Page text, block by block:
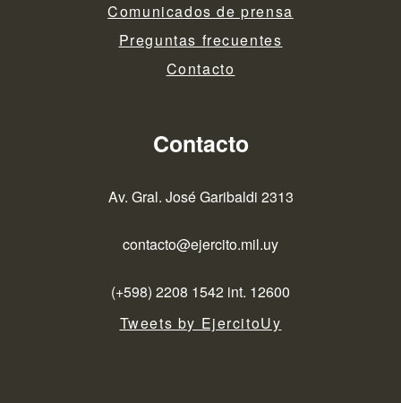
Comunicados de prensa
Preguntas frecuentes
Contacto
Contacto
Av. Gral. José Garibaldi 2313
contacto@ejercito.mil.uy
(+598) 2208 1542 int. 12600
Tweets by EjercitoUy